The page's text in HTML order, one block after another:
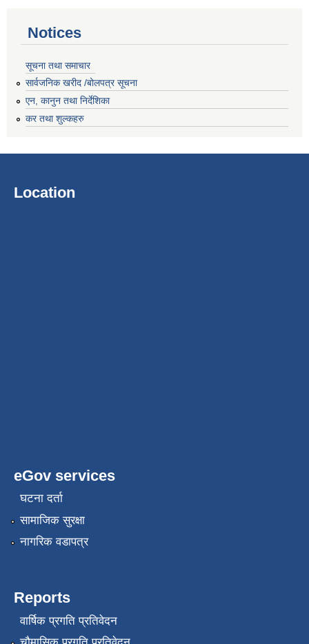
Notices
सूचना तथा समाचार
सार्वजनिक खरीद /बोलपत्र सूचना
एन, कानुन तथा निर्देशिका
कर तथा शुल्कहरु
Location
eGov services
घटना दर्ता
सामाजिक सुरक्षा
नागरिक वडापत्र
Reports
वार्षिक प्रगति प्रतिवेदन